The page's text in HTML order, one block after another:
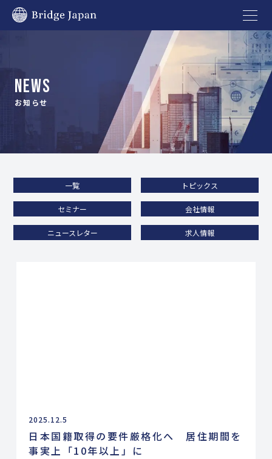
NEWS
お知らせ
一覧 トピックス
セミナー 会社情報
ニュースレター 求人情報
2025.12.5
日本国籍取得の要件厳格化へ 居住期間を
事実上「10年以上」に